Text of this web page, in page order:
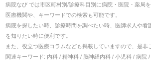
病院なび では市区町村別/診療科目別に病院・医院・薬局
医療機関や、キーワードでの検索も可能です。
病院を探したい時、診療時間を調べたい時、医師求人や看
を知りたい時に便利です。
また、役立つ医療コラムなども掲載していますので、是非
関連キーワード: 内科 / 精神科 / 脳神経内科 / 小児科 / 病院